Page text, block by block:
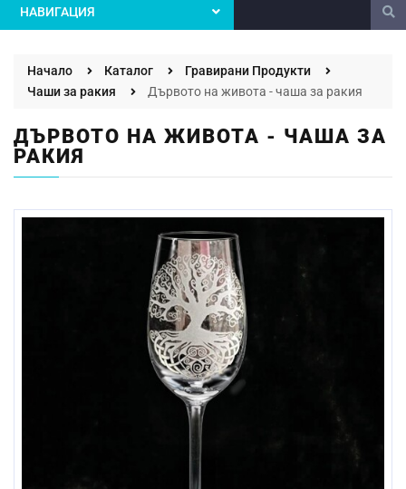
НАВИГАЦИЯ
Начало Каталог
Гравирани Продукти
Чаши за ракия
Дървото на живота - чаша за ракия
ДЪРВОТО НА ЖИВОТА - ЧАША ЗА
РАКИЯ